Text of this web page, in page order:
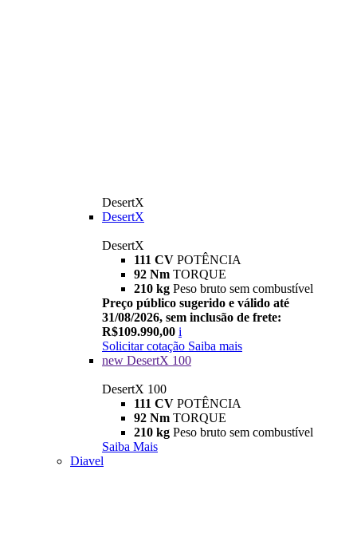
DesertX
DesertX
DesertX
111 CV POTÊNCIA
92 Nm TORQUE
210 kg Peso bruto sem combustível
Preço público sugerido e válido até
31/08/2026, sem inclusão de frete:
R$109.990,00 i
Solicitar cotação Saiba mais
new DesertX 100
DesertX 100
111 CV POTÊNCIA
92 Nm TORQUE
210 kg Peso bruto sem combustível
Saiba Mais
Diavel